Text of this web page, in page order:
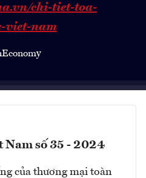
chi-tiet-toa-
viet-nam
Nam số 35 - 2024
của thương mại toàn